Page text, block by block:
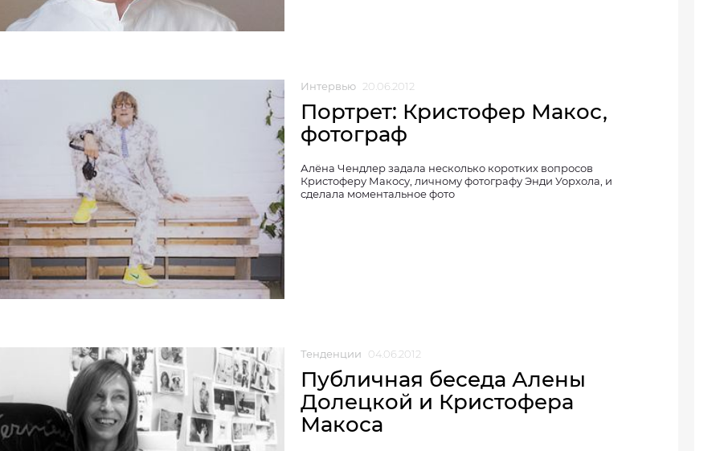
Интервью 20.06.2012
Портрет: Кристофер Макос,
фотограф
Алёна Чендлер задала несколько коротких вопросов
Кристоферу Макосу, личному фотографу Энди Уорхола, и
сделала моментальное фото
Тенденции 04.06.2012
Публичная беседа Алены
Долецкой и Кристофера
Макоса